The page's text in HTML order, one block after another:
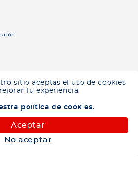
sitio aceptas el uso de cookies
tu experiencia.
política de cookies.
Aceptar
No aceptar
ver los productos disponibles en tu zona